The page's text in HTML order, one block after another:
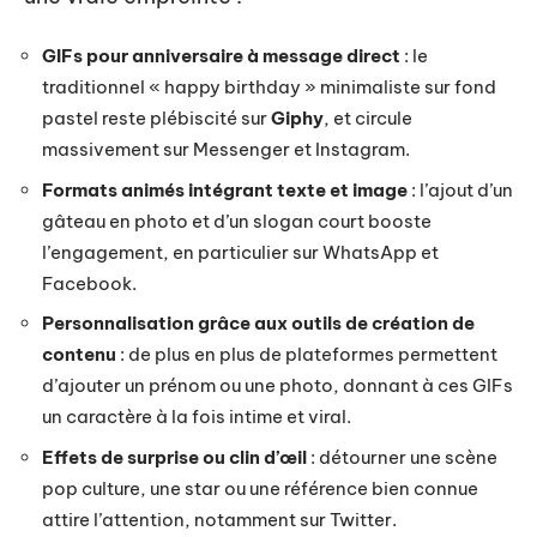
GIFs pour anniversaire à message direct : le
traditionnel « happy birthday » minimaliste sur fond
pastel reste plébiscité surGiphy, et circule
massivement sur Messenger et Instagram.
Formats animés intégrant texte et image : l’ajout d’un
gâteau en photo et d’un slogan court booste
l’engagement, en particulier sur WhatsApp et
Facebook.
Personnalisation grâce aux outils de création de
contenu : de plus en plus de plateformes permettent
d’ajouter un prénom ou une photo, donnant à ces GIFs
un caractère à la fois intime et viral.
Effets de surprise ou clin d’œil : détourner une scène
pop culture, une star ou une référence bien connue
attire l’attention, notamment sur Twitter.